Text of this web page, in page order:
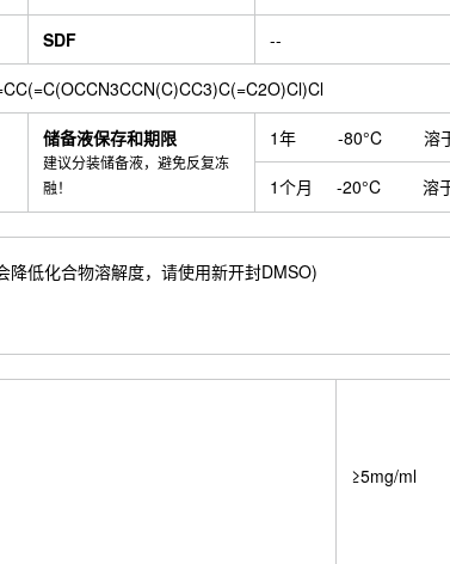
SDF --
储备液保存和期限
建议分装储备液，避免反复冻
融！
1年 -80°C 溶
1个月 -20°C 溶
低化合物溶解度，请使用新开封DMSO)
≥5mg/ml